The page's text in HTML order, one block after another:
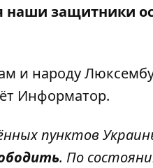
защитники
и народу
Информатор.
пунктов
. По